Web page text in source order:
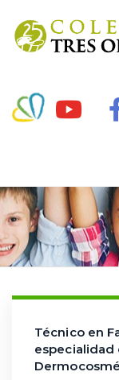
Técnico en
especialidad